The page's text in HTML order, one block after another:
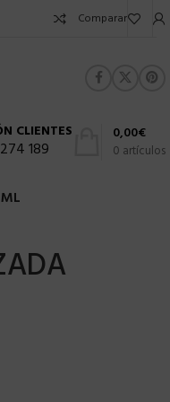
Comparar
CLIENTES
189 0 artículos
0,00€